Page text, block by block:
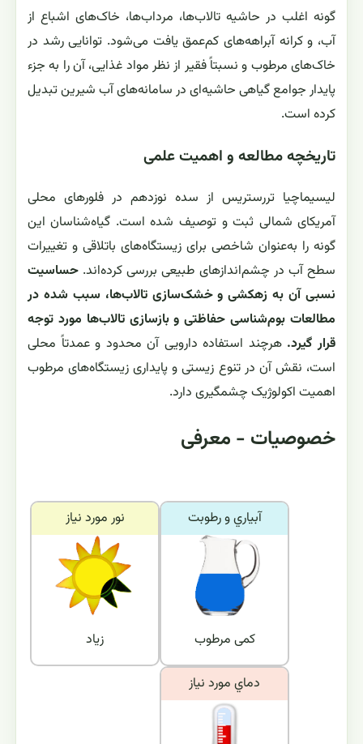
گونه اغلب در حاشیه تالاب‌ها، مرداب‌ها، خاک‌های اشباع از
آب، و کرانه آبراهه‌های کم‌عمق یافت می‌شود. توانایی رشد در
خاک‌های مرطوب و نسبتاً فقیر از نظر مواد غذایی، آن را به جزء
پایدار جوامع گیاهی حاشیه‌ای در سامانه‌های آب شیرین تبدیل
کرده است.
تاریخچه مطالعه و اهمیت علمی
لیسیماچیا تررستریس از سده نوزدهم در فلورهای محلی
آمریکای شمالی ثبت و توصیف شده است. گیاه‌شناسان این
گونه را به‌عنوان شاخصی برای زیستگاه‌های باتلاقی و تغییرات
سطح آب در چشم‌اندازهای طبیعی بررسی کرده‌اند.حساسیت
نسبی آن به زهکشی و خشک‌سازی تالاب‌ها، سبب شده در
مطالعات بوم‌شناسی حفاظتی و بازسازی تالاب‌ها مورد توجه
قرار گیرد. هرچند استفاده دارویی آن محدود و عمدتاً محلی
است، نقش آن در تنوع زیستی و پایداری زیستگاه‌های مرطوب
اهمیت اکولوژیک چشمگیری دارد.
خصوصیات - معرفی
نور مورد نياز
زیاد
آبياري و رطوبت
کمی مرطوب
دماي مورد نياز